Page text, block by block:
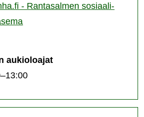
- Rantasalmen sosiaali-
aukioloajat